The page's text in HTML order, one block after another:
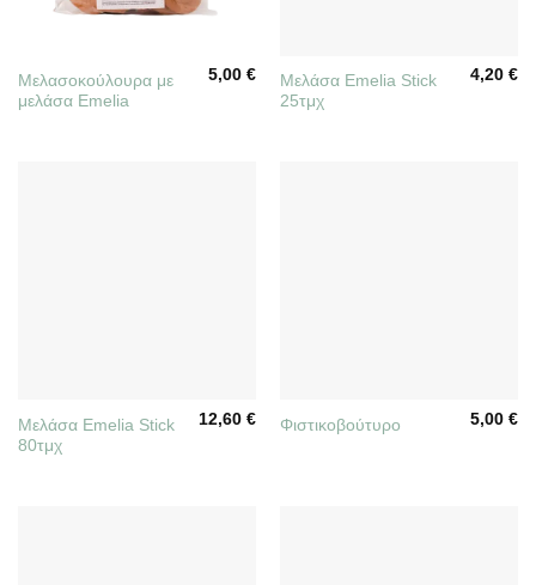
Μελασοκούλουρα με
μελάσα Emelia
5,00€
Μελάσα Emelia Stick
25τμχ
4,20€
Μελάσα Emelia Stick
80τμχ
12,60€ Φιστικοβούτυρο 5,00€